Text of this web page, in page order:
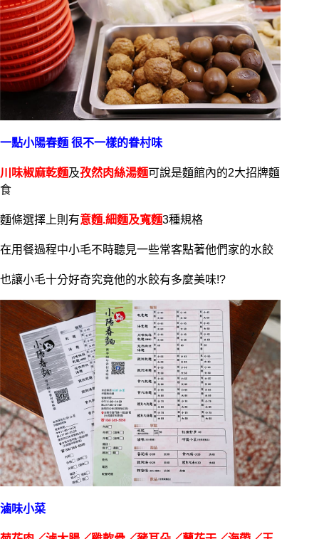
一點小陽春麵 很不一樣的眷村味
川味椒麻乾麵及孜然肉絲湯麵可說是麵館內的2大招牌麵
食
麵條選擇上則有意麵.細麵及寬麵3種規格
在用餐過程中小毛不時聽見一些常客點著他們家的水餃
也讓小毛十分好奇究竟他的水餃有多麼美味!?
滷味小菜